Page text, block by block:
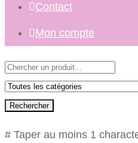
Contact
Mon compte
Rechercher
# Taper au moins 1